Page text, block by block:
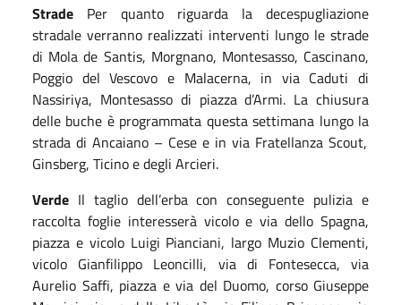
Strade
Per quanto riguarda la decespugliazione
stradale verranno realizzati interventi lungo le strade
di Mola de Santis, Morgnano, Montesasso, Cascinano,
Poggio del Vescovo e Malacerna, in via Caduti di
Nassiriya, Montesasso di piazza d’Armi. La chiusura
delle buche è programmata questa settimana lungo la
strada di Ancaiano – Cese e in via Fratellanza Scout,
Ginsberg, Ticino e degli Arcieri.
Verde Il taglio dell’erbacon conseguente pulizia e
raccolta foglie interesserà vicolo e via dello Spagna,
piazza e vicolo Luigi Pianciani, largo Muzio Clementi,
vicolo Gianfilippo Leoncilli, via di Fontesecca, via
Aurelio Saffi, piazza e via del Duomo, corso Giuseppe